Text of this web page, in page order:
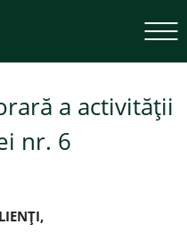
a activității
nr. 6
ȚI,